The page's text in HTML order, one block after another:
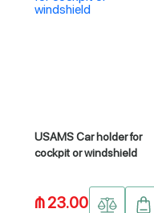
USAMS Car holder for
cockpit or windshield
₼ 23.00